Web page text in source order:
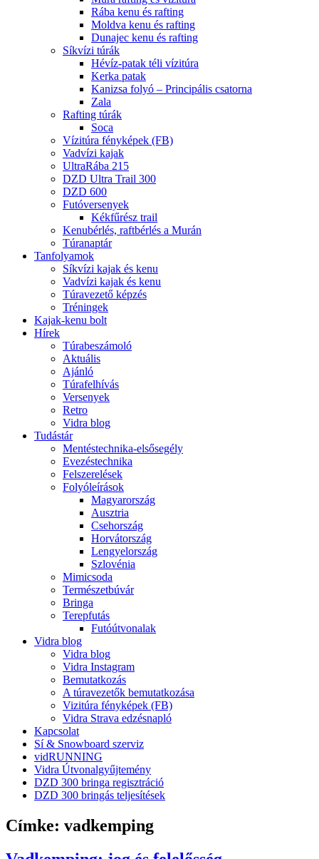
Rába kenu és rafting
Moldva kenu és rafting
Dunajec kenu és rafting
Síkvízi túrák
Hévíz-patak téli vízitúra
Kerka patak
Kanizsa folyó – Principális csatorna
Zala
Rafting túrák
Soca
Vízitúra fényképek (FB)
Vadvízi kajak
UltraRába 215
DZD Ultra Trail 300
DZD 600
Futóversenyek
Kékfűrész trail
Kenubérlés, raftbérlés a Murán
Túranaptár
Tanfolyamok
Síkvízi kajak és kenu
Vadvízi kajak és kenu
Túravezető képzés
Tréningek
Kajak-kenu bolt
Hírek
Túrabeszámoló
Aktuális
Ajánló
Túrafelhívás
Versenyek
Retro
Vidra blog
Tudástár
Mentéstechnika-elsősegély
Evezéstechnika
Felszerelések
Folyóleírások
Magyarország
Ausztria
Csehország
Horvátország
Lengyelország
Szlovénia
Mimicsoda
Természetbúvár
Bringa
Terepfutás
Futóútvonalak
Vidra blog
Vidra blog
Vidra Instagram
Bemutatkozás
A túravezetők bemutatkozása
Vizitúra fényképek (FB)
Vidra Strava edzésnapló
Kapcsolat
Sí & Snowboard szerviz
vidRUNNING
Vidra Útvonalgyűjtemény
DZD 300 bringa regisztráció
DZD 300 bringás teljesítések
Címke: vadkemping